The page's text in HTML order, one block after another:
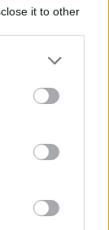
it to other
Google
may click to
tags to
Google
appunti
toscano e
metodico
'tecnica e
del